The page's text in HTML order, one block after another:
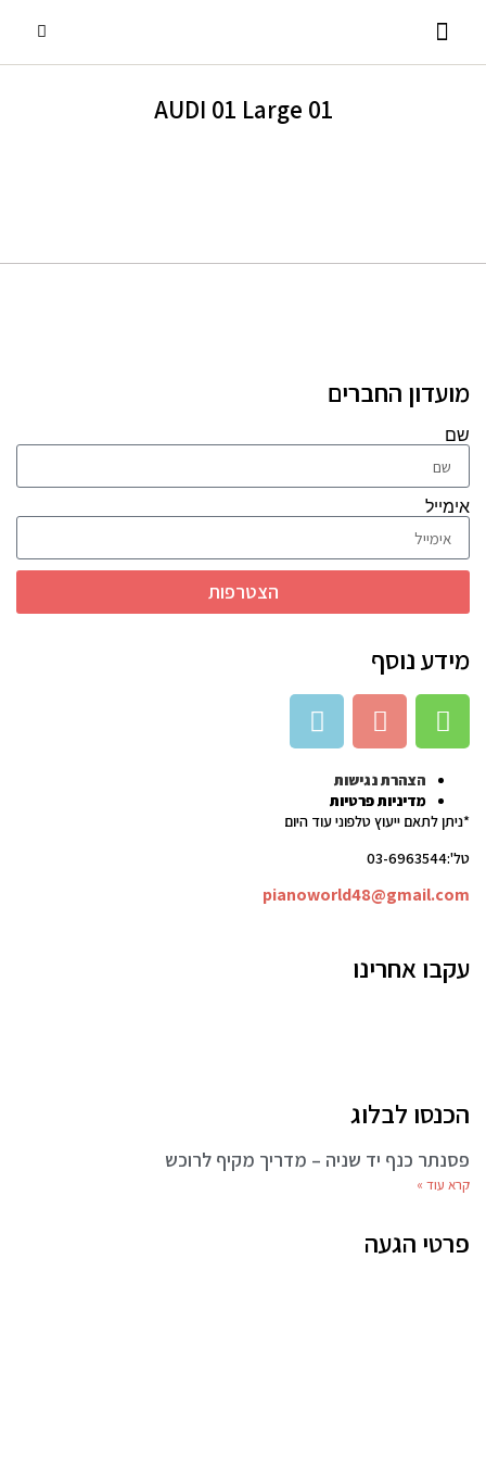
01 AUDI 01 Large
מועדון החברים
שם
אימייל
הצטרפות
מידע נוסף
הצהרת נגישות
מדיניות פרטיות
*ניתן לתאם ייעוץ טלפוני עוד היום
טל':03-6963544
pianoworld48@gmail.com
עקבו אחרינו
הכנסו לבלוג
פסנתר כנף יד שניה – מדריך מקיף לרוכש
קרא עוד »
פרטי הגעה